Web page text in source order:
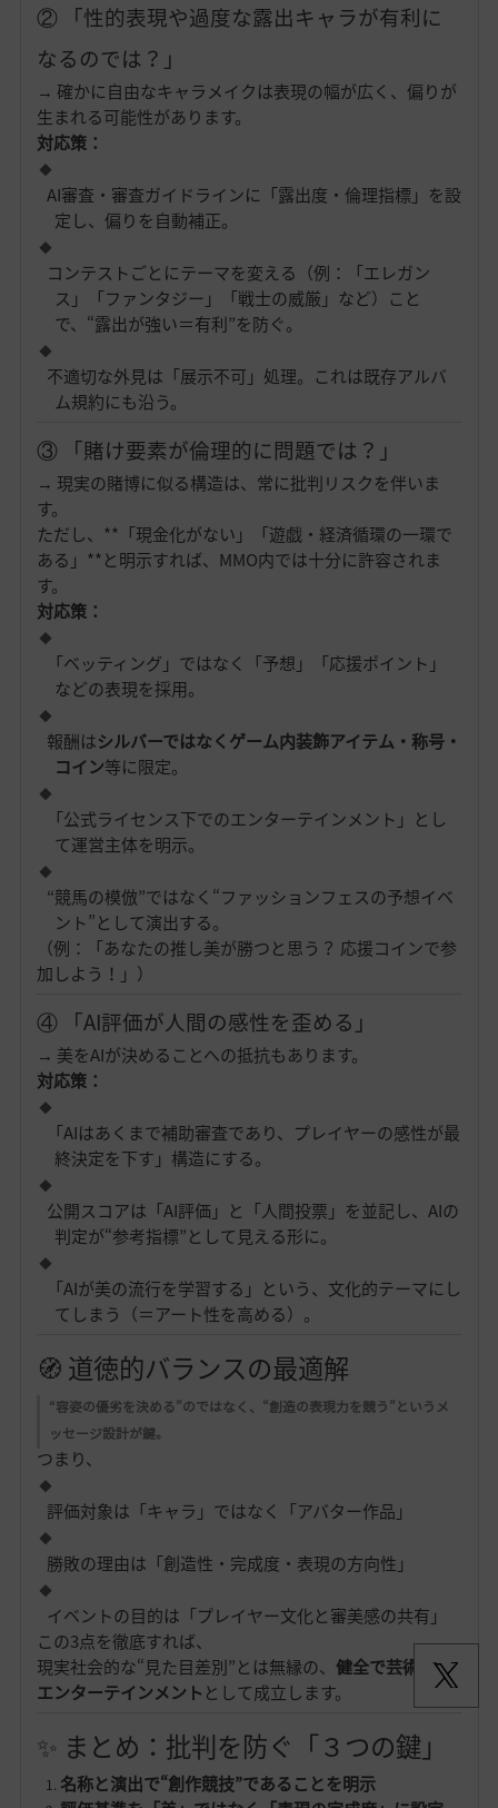
② 「性的表現や過度な露出キャラが有利に
なるのでは？」
→ 確かに自由なキャラメイクは表現の幅が広く、偏りが
生まれる可能性があります。
対応策：
AI審査・審査ガイドラインに「露出度・倫理指標」を設
定し、偏りを自動補正。
コンテストごとにテーマを変える（例：「エレガン
ス」「ファンタジー」「戦士の威厳」など）こと
で、“露出が強い＝有利”を防ぐ。
不適切な外見は「展示不可」処理。これは既存アルバ
ム規約にも沿う。
③ 「賭け要素が倫理的に問題では？」
→ 現実の賭博に似る構造は、常に批判リスクを伴いま
す。
ただし、**「現金化がない」「遊戯・経済循環の一環で
ある」**と明示すれば、MMO内では十分に許容されま
す。
対応策：
「ベッティング」ではなく「予想」「応援ポイント」
などの表現を採用。
報酬はシルバーではなくゲーム内装飾アイテム・称号・
コイン等に限定。
「公式ライセンス下でのエンターテインメント」とし
て運営主体を明示。
“競馬の模倣”ではなく“ファッションフェスの予想イベ
ント”として演出する。
（例：「あなたの推し美が勝つと思う？ 応援コインで参
加しよう！」）
④ 「AI評価が人間の感性を歪める」
→ 美をAIが決めることへの抵抗もあります。
対応策：
「AIはあくまで補助審査であり、プレイヤーの感性が最
終決定を下す」構造にする。
公開スコアは「AI評価」と「人間投票」を並記し、AIの
判定が“参考指標”として見える形に。
「AIが美の流行を学習する」という、文化的テーマにし
てしまう（＝アート性を高める）。
🧭 道徳的バランスの最適解
“容姿の優劣を決める”のではなく、“創造の表現力を競う”というメ
ッセージ設計が鍵。
つまり、
評価対象は「キャラ」ではなく「アバター作品」
勝敗の理由は「創造性・完成度・表現の方向性」
イベントの目的は「プレイヤー文化と審美感の共有」
この3点を徹底すれば、
現実社会的な“見た目差別”とは無縁の、 健全で芸術的な
エンターテインメント として成立します。
✨ まとめ：批判を防ぐ「３つの鍵」
名称と演出で“創作競技”であることを明示